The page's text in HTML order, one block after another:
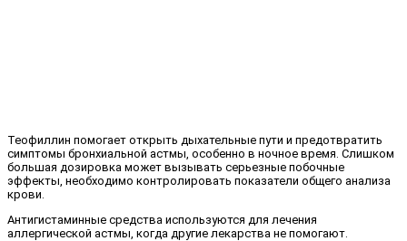
Теофиллин помогает открыть дыхательные пути и предотвратить
симптомы бронхиальной астмы, особенно в ночное время. Слишком
большая дозировка может вызывать серьезные побочные
эффекты, необходимо контролировать показатели общего анализа
крови.
Антигистаминные средства используются для лечения
аллергической астмы, когда другие лекарства не помогают.